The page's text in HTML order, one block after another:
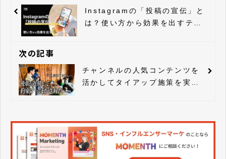
Instagramの「投稿の宣伝」と
は？使い方から効果を出すテク
次の記事
チャンネルの人気コンテンツを
活かしてタイアップ施策を実